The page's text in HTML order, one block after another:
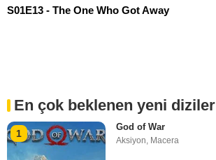
S01E13 - The One Who Got Away
En çok beklenen yeni diziler
1
God of War
Aksiyon Macera